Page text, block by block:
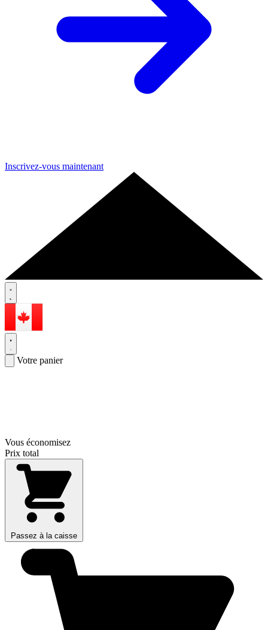
Inscrivez-vous maintenant
Votre panier
Vous économisez
Prix total
Passez à la caisse